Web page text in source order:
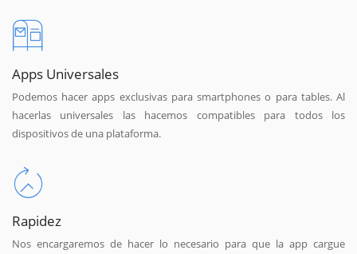
Apps Universales
Podemos hacer apps exclusivas para smartphones o para tables. Al
hacerlas universales las hacemos compatibles para todos los
dispositivos de una plataforma.
Rapidez
Nos encargaremos de hacer lo necesario para que la app cargue